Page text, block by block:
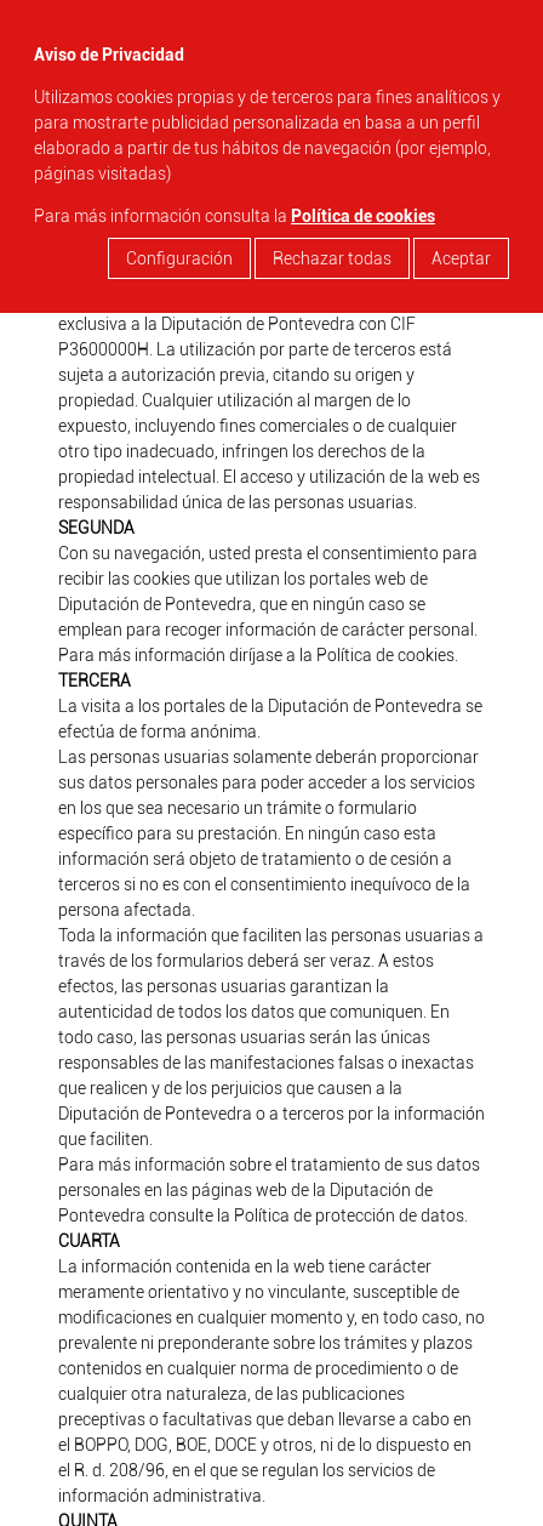
Aviso de Privacidad
Utilizamos cookies propias y de terceros para fines analíticos y
para mostrarte publicidad personalizada en basa a un perfil
elaborado a partir de tus hábitos de navegación (por ejemplo,
páginas visitadas)
Para más información consulta la Política de cookies
Configuración Rechazar todas Aceptar
search
AVISO LEGAL
PRIMERA
Los derechos de propiedad intelectual de las páginas
bajo dominios de segundo nivel
exclusiva a la Diputación de Pontevedra con CIF
P3600000H. La utilización por parte de terceros está
sujeta a autorización previa, citando su origen y
propiedad. Cualquier utilización al margen de lo
expuesto, incluyendo fines comerciales o de cualquier
otro tipo inadecuado, infringen los derechos de la
propiedad intelectual. El acceso y utilización de la web es
responsabilidad única de las personas usuarias.
SEGUNDA
Con su navegación, usted presta el consentimiento para
recibir las cookies que utilizan los portales web de
Diputación de Pontevedra, que en ningún caso se
emplean para recoger información de carácter personal.
Para más información diríjase a la Política de cookies.
TERCERA
La visita a los portales de la Diputación de Pontevedra se
efectúa de forma anónima.
Las personas usuarias solamente deberán proporcionar
sus datos personales para poder acceder a los servicios
en los que sea necesario un trámite o formulario
específico para su prestación. En ningún caso esta
información será objeto de tratamiento o de cesión a
terceros si no es con el consentimiento inequívoco de la
persona afectada.
Toda la información que faciliten las personas usuarias a
través de los formularios deberá ser veraz. A estos
efectos, las personas usuarias garantizan la
autenticidad de todos los datos que comuniquen. En
todo caso, las personas usuarias serán las únicas
responsables de las manifestaciones falsas o inexactas
que realicen y de los perjuicios que causen a la
Diputación de Pontevedra o a terceros por la información
que faciliten.
Para más información sobre el tratamiento de sus datos
personales en las páginas web de la Diputación de
Pontevedra consulte la Política de protección de datos.
CUARTA
La información contenida en la web tiene carácter
meramente orientativo y no vinculante, susceptible de
modificaciones en cualquier momento y, en todo caso, no
prevalente ni preponderante sobre los trámites y plazos
contenidos en cualquier norma de procedimiento o de
cualquier otra naturaleza, de las publicaciones
preceptivas o facultativas que deban llevarse a cabo en
el BOPPO, DOG, BOE, DOCE y otros, ni de lo dispuesto en
el R. d. 208/96, en el que se regulan los servicios de
información administrativa.
QUINTA